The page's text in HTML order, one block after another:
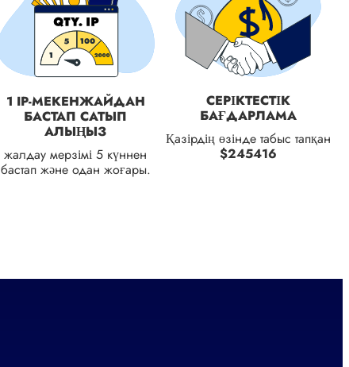
1 IP-МЕКЕНЖАЙДАН
БАСТАП САТЫП
АЛЫҢЫЗ
жалдау мерзімі 5 күннен
бастап және одан жоғары.
СЕРІКТЕСТІК
БАҒДАРЛАМА
Қазірдің өзінде табыс тапқан
$245416